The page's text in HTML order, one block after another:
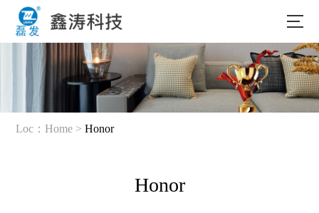
Loc：Home >Honor
Honor